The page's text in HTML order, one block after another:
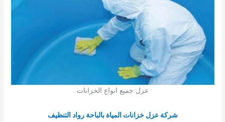
عزل جميع انواع الخزانات
شركة عزل خزانات المياة بالباحة رواد التنظيف